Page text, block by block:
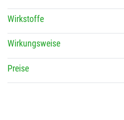
Wirkstoffe
Wirkungsweise
Preise